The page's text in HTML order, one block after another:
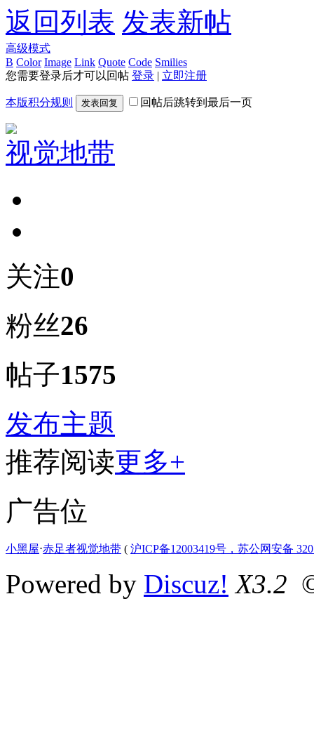
返回列表 发表新帖
高级模式
B Color Image Link Quote Code Smilies
您需要登录后才可以回帖 登录 | 立即注册
本版积分规则 发表回复 回帖后跳转到最后一页
视觉地带
关注0
粉丝26
帖子1575
发布主题
推荐阅读更多+
广告位
小黑屋⋅赤足者视觉地带 ( 沪ICP备12003419号，苏公网安备
Powered by Discuz! X3.2